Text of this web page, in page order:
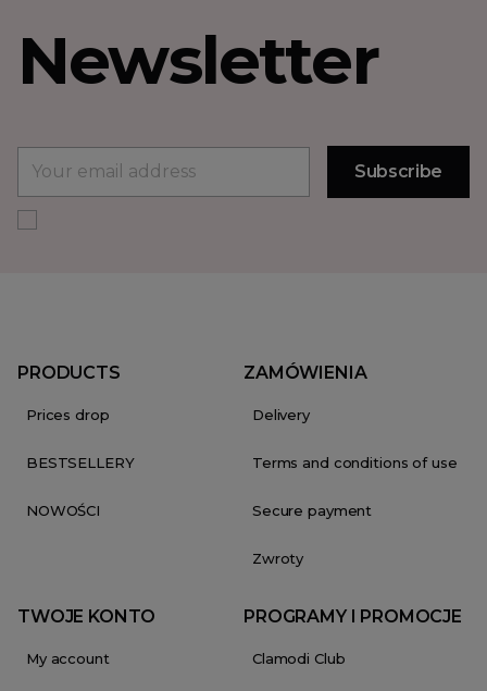
Newsletter
PRODUCTS
Prices drop
BESTSELLERY
NOWOŚCI
ZAMÓWIENIA
Delivery
Terms and conditions of use
Secure payment
Zwroty
TWOJE KONTO
My account
PROGRAMY I PROMOCJE
Clamodi Club